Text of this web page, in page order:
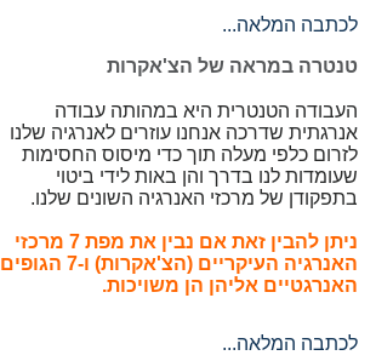
לכתבה המלאה...
טנטרה במראה של הצ'אקרות
העבודה הטנטרית היא במהותה עבודה
אנרגתית שדרכה אנחנו עוזרים לאנרגיה שלנו
לזרום כלפי מעלה תוך כדי מיסוס החסימות
שעומדות לנו בדרך והן באות לידי ביטוי
בתפקודן של מרכזי האנרגיה השונים שלנו.
ניתן להבין זאת אם נבין את מפת 7 מרכזי
האנרגיה העיקריים (הצ'אקרות) ו-7 הגופים
האנרגטיים אליהן הן משויכות.
לכתבה המלאה...